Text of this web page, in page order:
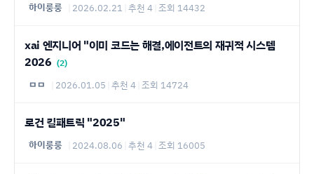
하이룽룽 2026.02.21 추천 4 조회 14432
xai 엔지니어 "이미 코드는 해결,에이전트의 재귀적 시스템
2026 (2)
ㅁㅁ 2026.01.05 추천 4 조회 14724
로건 킬패트릭 "2025"
하이룽룽 2024.08.06 추천 4 조회 16005